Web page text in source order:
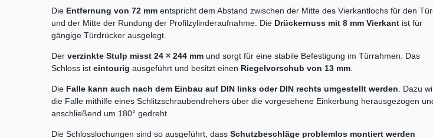
Die Entfernung von 72 mm entspricht dem Abstand zwischen der Mitte des Vierkantlochs für den
und der Mitte der Rundung der Profilzylinderaufnahme. Die Drückernuss mit 8 mm Vierkant ist für
gängige Türdrücker ausgelegt.
Der verzinkte Stulp misst 24 × 244 mm und sorgt für eine stabile Befestigung im Türrahmen. Das
Schloss ist eintourig ausgeführt und besitzt einen Riegelvorschub von 13 mm
Die Falle kann auch nach dem Einbau auf DIN links oder DIN rechts umgestellt werden . Dazu
die Falle mithilfe eines Schlitzschraubendrehers über die vorgesehene Einkerbung herausgezogen
anschließend um 180° gedreht.
Die Schlosslochungen sind so ausgeführt, dass Schutzbeschläge problemlos montiert werden